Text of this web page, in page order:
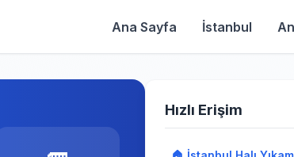
Ana Sayfa İstanbul
Hızlı Erişim